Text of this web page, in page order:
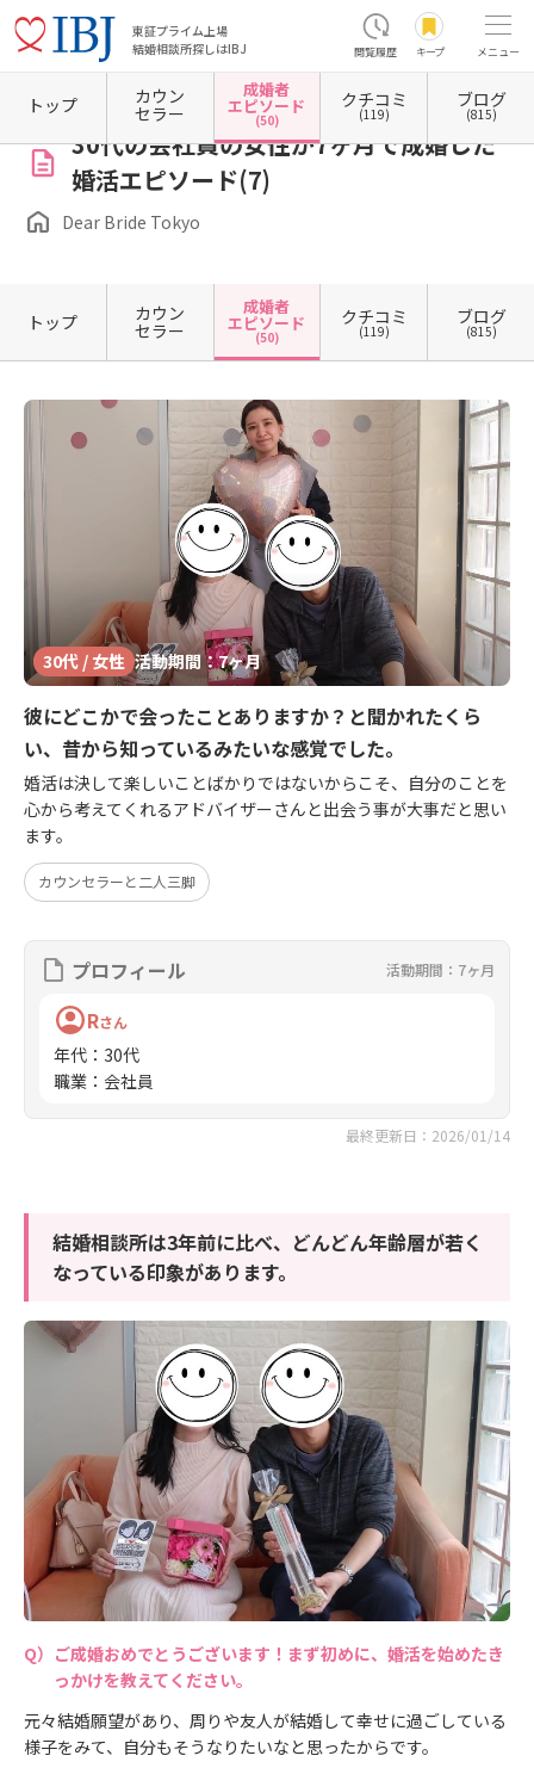
東証プライム上場
結婚相談所探しはIBJ
閲覧履歴 キープ メニュー
ホーム 東京都の結婚相談所 東京都目黒区 Dear Bride Tokyo 成婚者エピソード一覧
30代の会社員の女性が7ヶ月で成婚した
婚活エピソード(7)
Dear Bride Tokyo
トップ カウン
セラー
成婚者
エピソード
(50)
クチコミ
(119)
ブログ
(815)
トップ カウン
セラー
成婚者
エピソード
(50)
クチコミ
(119)
ブログ
(815)
30代 / 女性 活動期間：7ヶ月
彼にどこかで会ったことありますか？と聞かれたくら
い、昔から知っているみたいな感覚でした。
婚活は決して楽しいことばかりではないからこそ、自分のことを
心から考えてくれるアドバイザーさんと出会う事が大事だと思い
ます。
カウンセラーと二人三脚
プロフィール 活動期間：7ヶ月
Rさん
年代 ： 30代
職業 ： 会社員
最終更新日：2026/01/14
結婚相談所は3年前に比べ、どんどん年齢層が若く
なっている印象があります。
ご成婚おめでとうございます！まず初めに、婚活を始めたき
っかけを教えてください。
元々結婚願望があり、周りや友人が結婚して幸せに過ごしている
様子をみて、自分もそうなりたいなと思ったからです。